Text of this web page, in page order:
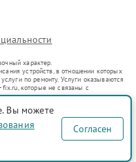
характер.
устройств, в отношении которых
по ремонту. Услуги оказываются
которые не связаны с
представителями.
гражданский оборот в соответствии
услуг или введения
о предоставляемых услугах по
офертой, определяемой
Вы можете
Согласен